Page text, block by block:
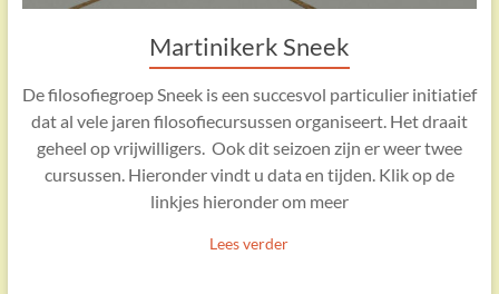
Martinikerk Sneek
De filosofiegroep Sneek is een succesvol particulier initiatief
dat al vele jaren filosofiecursussen organiseert. Het draait
geheel op vrijwilligers. Ook dit seizoen zijn er weer twee
cursussen. Hieronder vindt u data en tijden. Klik op de
linkjes hieronder om meer
Lees verder